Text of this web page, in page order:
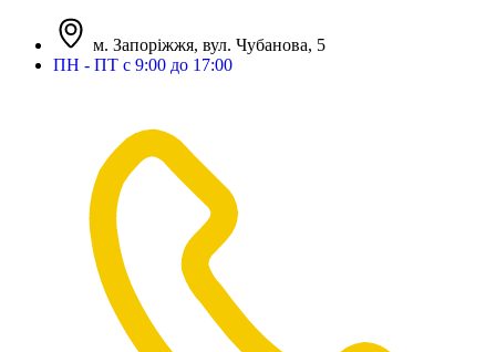
м. Запоріжжя, вул. Чубанова, 5
ПН - ПТ с 9:00 до 17:00